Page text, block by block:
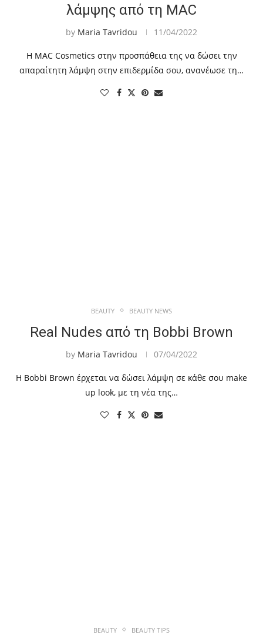
λάμψης από τη MAC
by Maria Tavridou 11/04/2022
Η MAC Cosmetics στην προσπάθεια της να δώσει την
απαραίτητη λάμψη στην επιδερμίδα σου, ανανέωσε τη…
BEAUTY BEAUTY NEWS
Real Nudes από τη Bobbi Brown
by Maria Tavridou 07/04/2022
Η Bobbi Brown έρχεται να δώσει λάμψη σε κάθε σου make
up look, με τη νέα της…
BEAUTY BEAUTY TIPS